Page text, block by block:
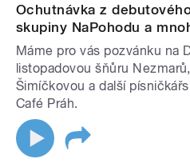
Ochutnávka z
skupiny NaPohodu a
Máme pro vás pozvánku na
listopadovou šňůru
Šimíčkovou a další
Café Práh.